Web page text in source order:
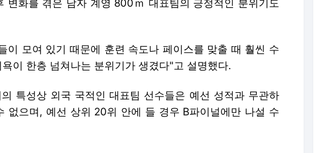
없으며, 예선 상위 20위 안에 들 경우 B파이널에만 나설 수